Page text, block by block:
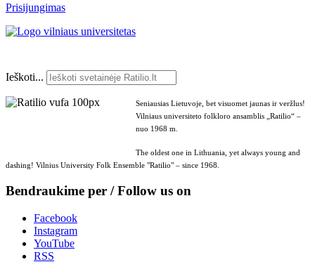
Prisijungimas
Ieškoti...
Seniausias Lietuvoje, bet visuomet jaunas ir veržlus!
Vilniaus universiteto folkloro ansamblis „Ratilio“ –
nuo 1968 m.
The oldest one in Lithuania, yet always young and
dashing! Vilnius University Folk Ensemble "Ratilio" – since 1968.
Bendraukime per / Follow us on
Facebook
Instagram
YouTube
RSS